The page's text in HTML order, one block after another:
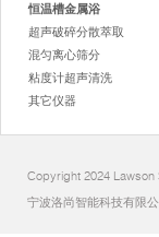
恒温槽金属浴
超声破碎分散萃取
混匀离心筛分
粘度计超声清洗
其它仪器
Copyright 2024
宁波洛尚智能科技有限